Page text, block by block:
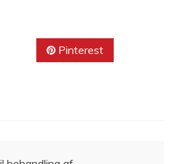
Pinterest